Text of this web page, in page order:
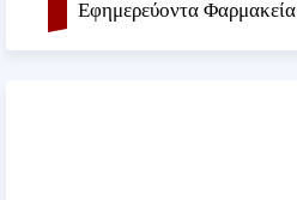
Εφημερεύοντα Φαρμακεία